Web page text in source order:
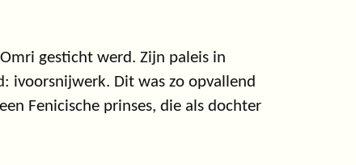
gesticht werd. Zijn paleis in
ivoorsnijwerk. Dit was zo opvallend
Fenicische prinses, die als dochter